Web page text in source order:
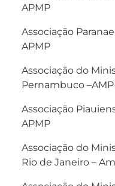
APMP
Associação
APMP
Associação do
Pernambuco
Associação
APMP
Associação do
Rio de Janeiro –